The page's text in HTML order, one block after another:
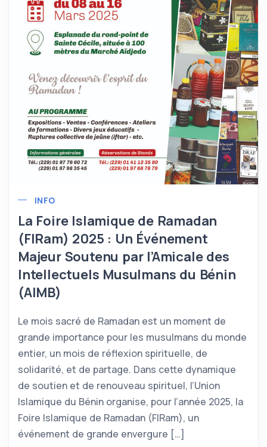
INFO
La Foire Islamique de Ramadan
(FIRam) 2025 : Un Événement
Majeur Soutenu par l’Amicale des
Intellectuels Musulmans du Bénin
(AIMB)
Le mois sacré de Ramadan est un moment de
grande importance pour les musulmans du monde
entier, un mois de réflexion spirituelle, de
solidarité, et de partage. Dans cette dynamique
de soutien et de renouveau spirituel, l’Union
Islamique du Bénin organise, pour l’année 2025, la
Foire Islamique de Ramadan (FIRam), un
événement de grande envergure […]